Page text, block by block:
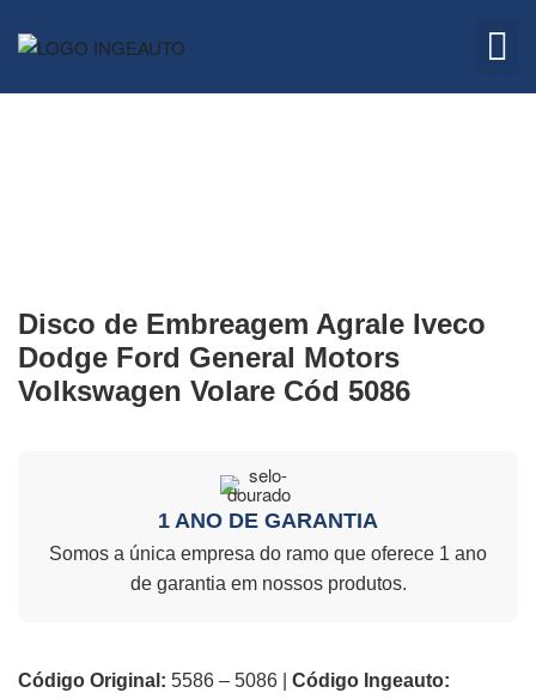
Disco de Embreagem Agrale Iveco
Dodge Ford General Motors
Volkswagen Volare Cód 5086
1 ANO DE GARANTIA
Somos a única empresa do ramo que oferece 1 ano
de garantia em nossos produtos.
Código Original: 5586 – 5086 | Código Ingeauto: